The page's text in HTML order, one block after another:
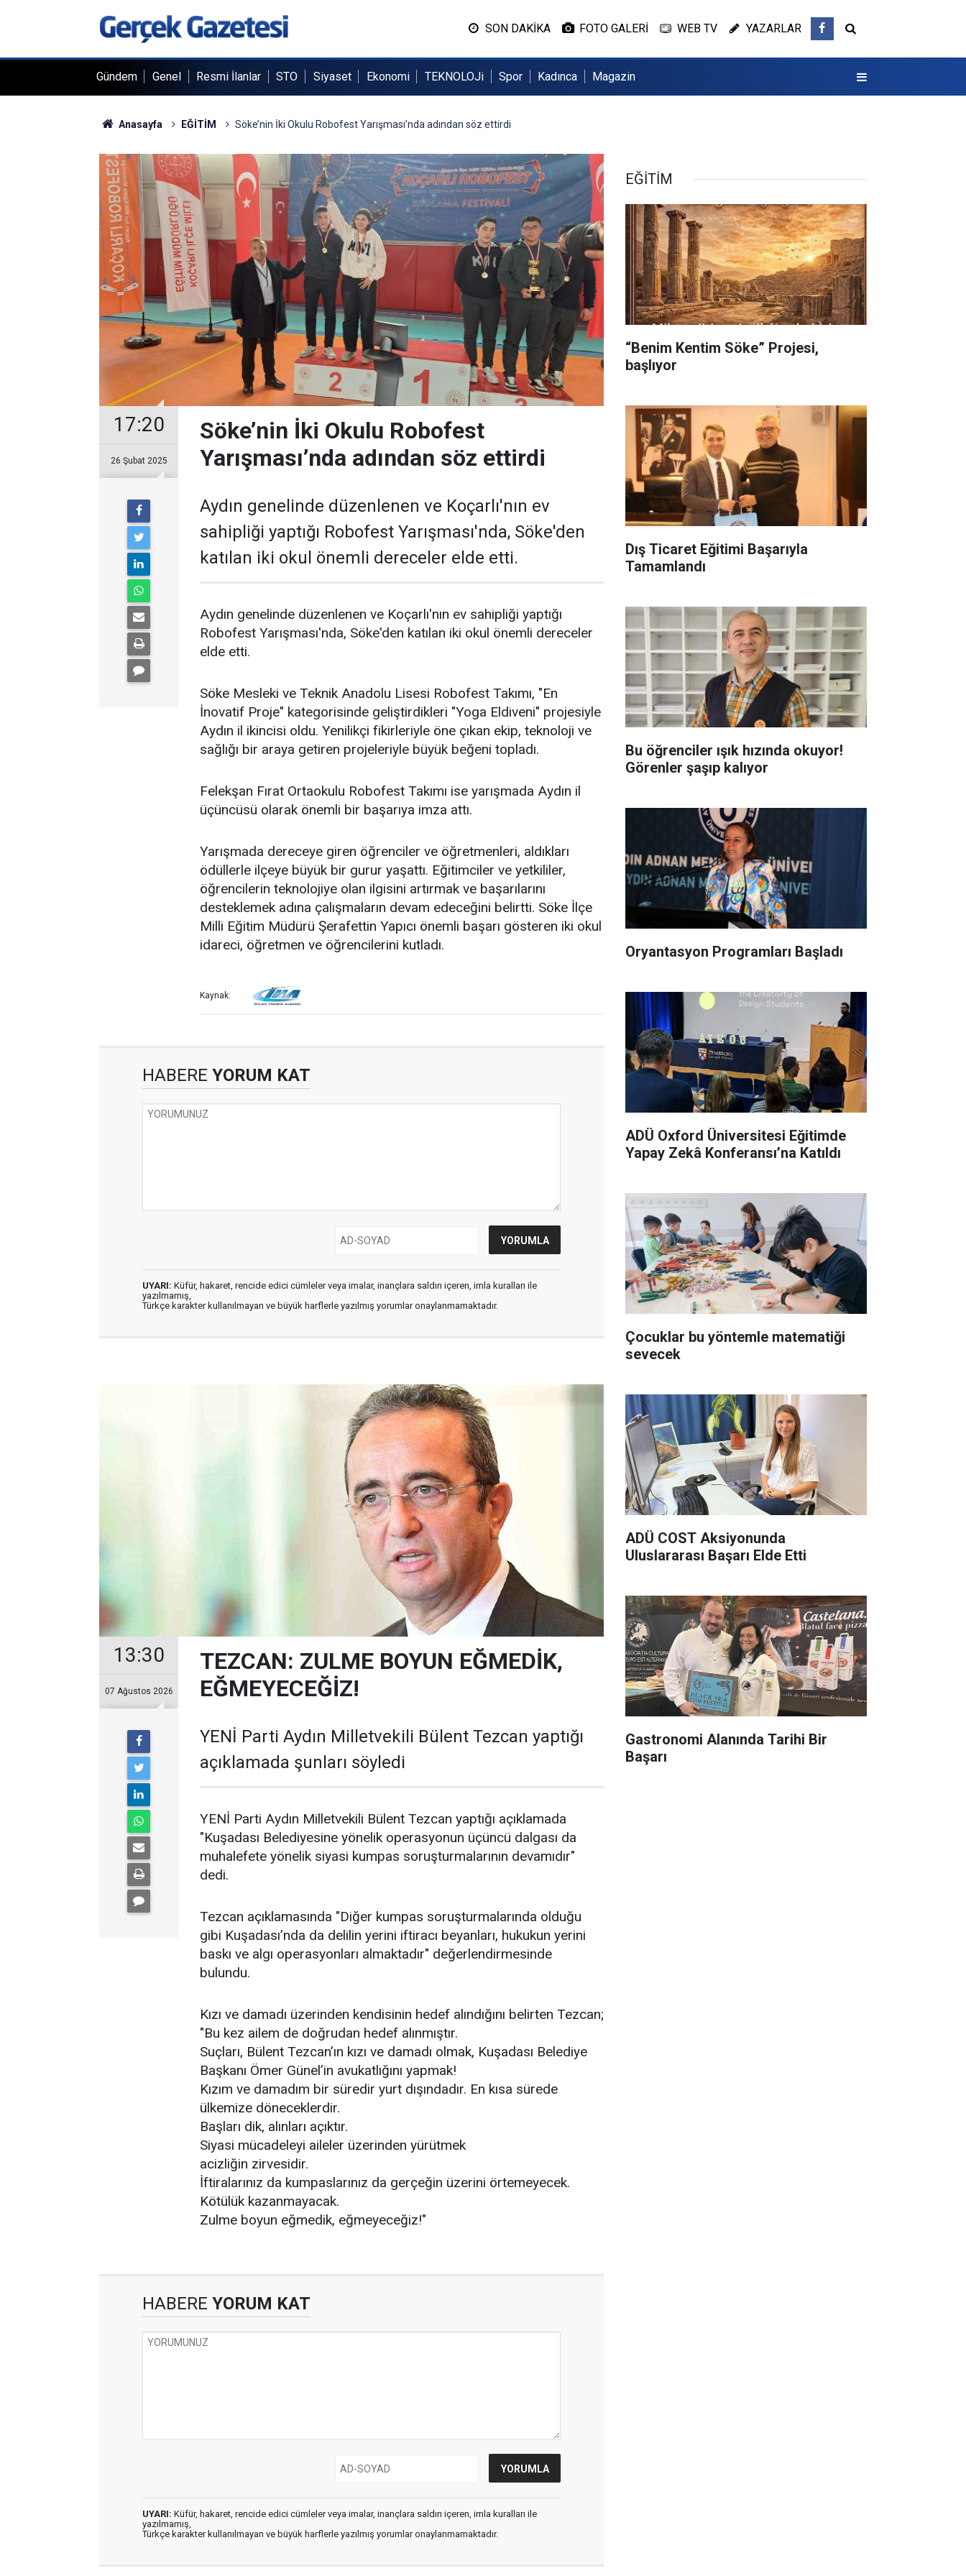
SON DAKİKA FOTO GALERİ WEB TV YAZARLAR
Gündem Genel Resmi İlanlar STO Siyaset Ekonomi TEKNOLOJi Spor Kadınca Magazin
Anasayfa EĞİTİM Söke’nin İki Okulu Robofest Yarışması’nda adından söz ettirdi
17:20
26 Şubat 2025
Söke’nin İki Okulu Robofest
Yarışması’nda adından söz ettirdi
Aydın genelinde düzenlenen ve Koçarlı'nın ev
sahipliği yaptığı Robofest Yarışması'nda, Söke'den
katılan iki okul önemli dereceler elde etti.
Aydın genelinde düzenlenen ve Koçarlı'nın ev sahipliği yaptığı
Robofest Yarışması'nda, Söke'den katılan iki okul önemli dereceler
elde etti.
Söke Mesleki ve Teknik Anadolu Lisesi Robofest Takımı, "En
İnovatif Proje" kategorisinde geliştirdikleri "Yoga Eldiveni" projesiyle
Aydın il ikincisi oldu. Yenilikçi fikirleriyle öne çıkan ekip, teknoloji ve
sağlığı bir araya getiren projeleriyle büyük beğeni topladı.
Felekşan Fırat Ortaokulu Robofest Takımı ise yarışmada Aydın il
üçüncüsü olarak önemli bir başarıya imza attı.
Yarışmada dereceye giren öğrenciler ve öğretmenleri, aldıkları
ödüllerle ilçeye büyük bir gurur yaşattı. Eğitimciler ve yetkililer,
öğrencilerin teknolojiye olan ilgisini artırmak ve başarılarını
desteklemek adına çalışmaların devam edeceğini belirtti. Söke İlçe
Milli Eğitim Müdürü Şerafettin Yapıcı önemli başarı gösteren iki okul
idareci, öğretmen ve öğrencilerini kutladı.
Kaynak:
HABERE YORUM KAT
UYARI: Küfür, hakaret, rencide edici cümleler veya imalar, inançlara saldırı içeren, imla kuralları ile
yazılmamış,
Türkçe karakter kullanılmayan ve büyük harflerle yazılmış yorumlar onaylanmamaktadır.
13:30
07 Ağustos 2026
TEZCAN: ZULME BOYUN EĞMEDİK,
EĞMEYECEĞİZ!
YENİ Parti Aydın Milletvekili Bülent Tezcan yaptığı
açıklamada şunları söyledi
YENİ Parti Aydın Milletvekili Bülent Tezcan yaptığı açıklamada
"Kuşadası Belediyesine yönelik operasyonun üçüncü dalgası da
muhalefete yönelik siyasi kumpas soruşturmalarının devamıdır"
dedi.
Tezcan açıklamasında "Diğer kumpas soruşturmalarında olduğu
gibi Kuşadası’nda da delilin yerini iftiracı beyanları, hukukun yerini
baskı ve algı operasyonları almaktadır" değerlendirmesinde
bulundu.
Kızı ve damadı üzerinden kendisinin hedef alındığını belirten Tezcan;
"Bu kez ailem de doğrudan hedef alınmıştır.
Suçları, Bülent Tezcan’ın kızı ve damadı olmak, Kuşadası Belediye
Başkanı Ömer Günel’in avukatlığını yapmak!
Kızım ve damadım bir süredir yurt dışındadır. En kısa sürede
ülkemize döneceklerdir.
Başları dik, alınları açıktır.
Siyasi mücadeleyi aileler üzerinden yürütmek
acizliğin zirvesidir.
İftiralarınız da kumpaslarınız da gerçeğin üzerini örtemeyecek.
Kötülük kazanmayacak.
Zulme boyun eğmedik, eğmeyeceğiz!"
HABERE YORUM KAT
UYARI: Küfür, hakaret, rencide edici cümleler veya imalar, inançlara saldırı içeren, imla kuralları ile
yazılmamış,
Türkçe karakter kullanılmayan ve büyük harflerle yazılmış yorumlar onaylanmamaktadır.
EĞİTİM
“Benim Kentim Söke” Projesi,
başlıyor
Dış Ticaret Eğitimi Başarıyla
Tamamlandı
Bu öğrenciler ışık hızında okuyor!
Görenler şaşıp kalıyor
Oryantasyon Programları Başladı
ADÜ Oxford Üniversitesi Eğitimde
Yapay Zekâ Konferansı’na Katıldı
Çocuklar bu yöntemle matematiği
sevecek
ADÜ COST Aksiyonunda
Uluslararası Başarı Elde Etti
Gastronomi Alanında Tarihi Bir
Başarı